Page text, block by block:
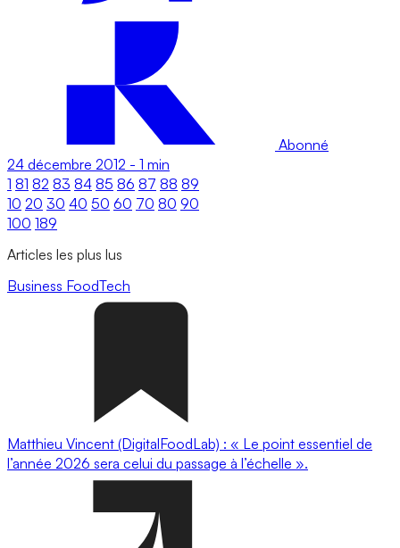
Abonné
24 décembre 2012 - 1 min
1 81 82 83 84 85 86 87 88 89
10 20 30 40 50 60 70 80 90
100 189
Articles les plus lus
Business FoodTech
Matthieu Vincent (DigitalFoodLab) : « Le point essentiel de
l’année 2026 sera celui du passage à l’échelle ».